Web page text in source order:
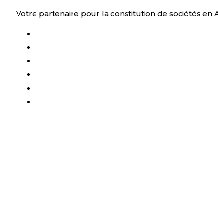
Aller
contenu
Votre partenaire pour la constitution de sociétés en